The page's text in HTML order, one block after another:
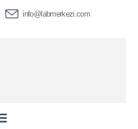
info@labmerkezi.com